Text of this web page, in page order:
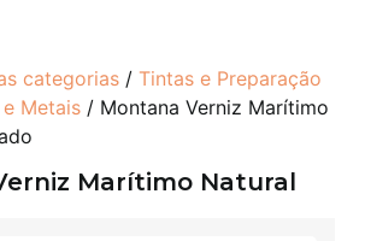
categorias / Tintas e Preparação
Metais / Montana Verniz Marítimo
Marítimo Natural